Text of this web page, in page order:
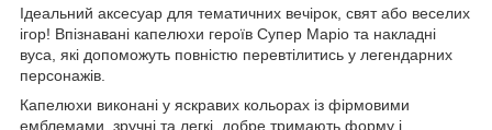
Ідеальний аксесуар для тематичних вечірок, свят або веселих
ігор! Впізнавані капелюхи героїв Супер Маріо та накладні
вуса, які допоможуть повністю перевтілитись у легендарних
персонажів.
Капелюхи виконані у яскравих кольорах із фірмовими
емблемами, зручні та легкі, добре тримають форму і